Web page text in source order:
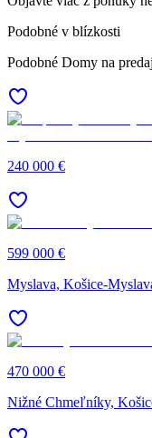
Podobné v blízkosti
Podobné Domy na
240 000 €
599 000 €
Myslava, Košice-
470 000 €
Nižné Chmeľníky,